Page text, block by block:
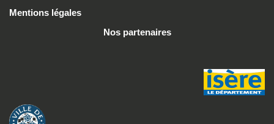
Mentions légales
Nos partenaires